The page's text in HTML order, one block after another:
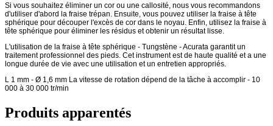
Si vous souhaitez éliminer un cor ou une callosité, nous vous recommandons
d'utiliser d'abord la fraise trépan. Ensuite, vous pouvez utiliser la fraise à tête
sphérique pour découper l'excès de cor dans le noyau. Enfin, utilisez la fraise à
tête sphérique pour éliminer les résidus et obtenir un résultat lisse.
L'utilisation de la fraise à tête sphérique - Tungstène - Acurata garantit un
traitement professionnel des pieds. Cet instrument est de haute qualité et a une
longue durée de vie avec une utilisation et un entretien appropriés.
L 1 mm - Ø 1,6 mm La vitesse de rotation dépend de la tâche à accomplir - 10
000 à 30 000 tr/min
Produits apparentés